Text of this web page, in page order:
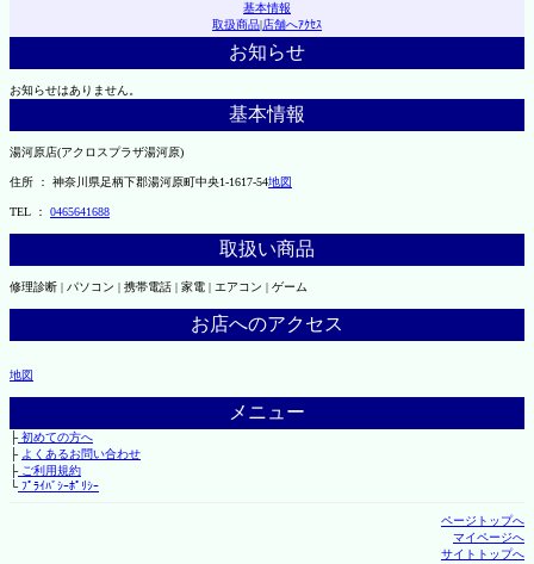
基本情報
取扱商品|店舗へｱｸｾｽ
お知らせ
お知らせはありません。
基本情報
湯河原店(アクロスプラザ湯河原)
住所 ： 神奈川県足柄下郡湯河原町中央1-1617-54地図
TEL ： 0465641688
取扱い商品
修理診断 | パソコン | 携帯電話 | 家電 | エアコン | ゲーム
お店へのアクセス
地図
メニュー
├初めての方へ
├ よくあるお問い合わせ
├ご利用規約
└ﾌﾟﾗｲﾊﾞｼｰﾎﾟﾘｼｰ
ページトップへ
マイページへ
サイトトップへ